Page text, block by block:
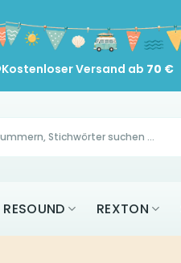
Kostenloser Versand ab 70 €
RESOUND REXTON